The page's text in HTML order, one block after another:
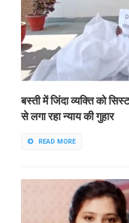
बस्ती में जिंदा व्यक्ति को
से लगा रहा न्याय की गुहार
READ MORE